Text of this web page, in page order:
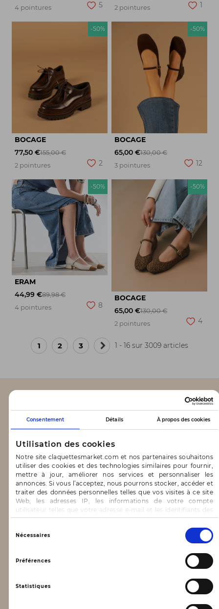
Consentement Détails À propos des cookies
Utilisation des cookies
Notre site claquettesmarket.com et nos partenaires souhaitons
utiliser des cookies et des technologies similaires pour fournir,
mettre à jour, améliorer nos services et personnaliser les
annonces. Si vous l’acceptez, nous pourrons stocker, accéder et
traiter des données personnelles telles que vos visites à ce site
Web, les adresses IP, les informations de votre compte
utilisateur telles que votre adresse e-mail et les identifiants des
cookies.
Vous avez le choix d’« Accepter » pour consentir à ces
utilisations, de « Refuser » pour vous y opposer ou
de sélectionner vos préférences concernant chaque catégorie
de cookie en cliquant sur « Valider la sélection » pour valider vos
options. Vous pouvez à tout moment modifier vos préférences
Nécessaires
Préférences
Statistiques
4 pointures
5
2 pointures
1
-50%
BOCAGE
77,50 €155,00 €
2 pointures
2
-50%
BOCAGE
65,00 €130,00 €
3 pointures
12
-50%
ERAM
44,99 €89,98 €
4 pointures
8
-50%
BOCAGE
65,00 €130,00 €
2 pointures
4
1 2 3
Page
1 - 16 sur 3009 articles
CLAQUETTES MARKET
Blog
CONTACT & AIDE
FAQ
Nous contacter
INFORMATIONS
Mentions légales
Données personnelles, vie privée